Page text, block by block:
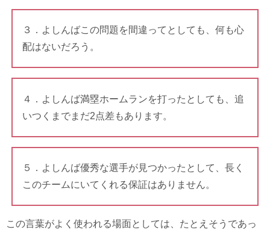
３．よしんばこの問題を間違ってとしても、何も心
配はないだろう。
４．よしんば満塁ホームランを打ったとしても、追
いつくまでまだ2点差もあります。
５．よしんば優秀な選手が見つかったとして、長く
このチームにいてくれる保証はありません。
この言葉がよく使われる場面としては、たとえそうであっ